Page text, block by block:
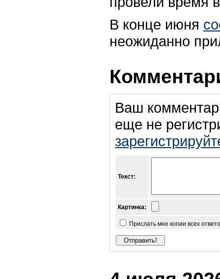
В конце июня
неожиданно
Ваш
еще не
Текст:
Картинка:
Прислать мне копии всех